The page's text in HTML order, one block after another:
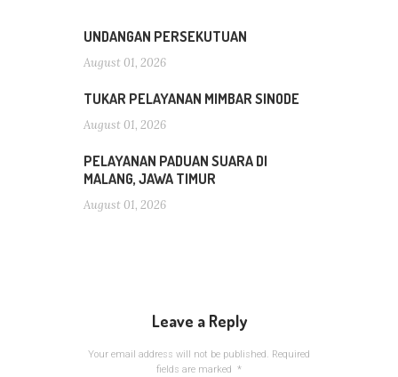
UNDANGAN PERSEKUTUAN
August 01, 2026
TUKAR PELAYANAN MIMBAR SINODE
August 01, 2026
PELAYANAN PADUAN SUARA DI
MALANG, JAWA TIMUR
August 01, 2026
Leave a Reply
Your email address will not be published. Required
fields are marked *